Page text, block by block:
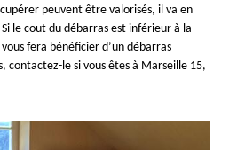
peuvent être valorisés, il va en
le cout du débarras est inférieur à la
fera bénéficier d’un débarras
contactez-le si vous êtes à Marseille 15,